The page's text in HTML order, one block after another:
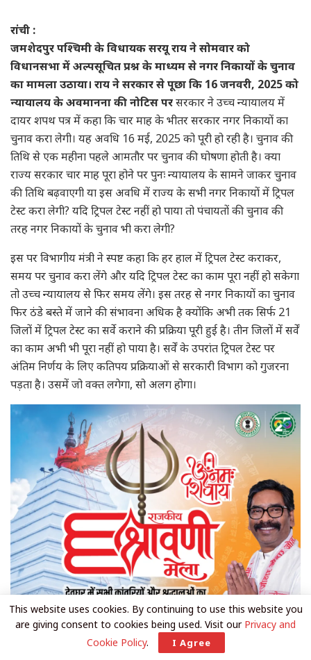
रांची :
जमशेदपुर पश्चिमी के विधायक सरयू राय ने सोमवार को
विधानसभा में अल्पसूचित प्रश्न के माध्यम से नगर निकायों के चुनाव
का मामला उठाया। राय ने सरकार से पूछा कि 16 जनवरी, 2025 को
न्यायालय के अवमानना की नोटिस परसरकार ने उच्च न्यायालय में
दायर शपथ पत्र में कहा कि चार माह के भीतर सरकार नगर निकायों का
चुनाव करा लेगी। यह अवधि 16 मई, 2025 को पूरी हो रही है। चुनाव की
तिथि से एक महीना पहले आमतौर पर चुनाव की घोषणा होती है। क्या
राज्य सरकार चार माह पूरा होने पर पुनः न्यायालय के सामने जाकर चुनाव
की तिथि बढ़वाएगी या इस अवधि में राज्य के सभी नगर निकायों में ट्रिपल
टेस्ट करा लेगी? यदि ट्रिपल टेस्ट नहीं हो पाया तो पंचायतों की चुनाव की
तरह नगर निकायों के चुनाव भी करा लेगी?
इस पर विभागीय मंत्री ने स्पष्ट कहा कि हर हाल में ट्रिपल टेस्ट कराकर,
समय पर चुनाव करा लेंगे और यदि ट्रिपल टेस्ट का काम पूरा नहीं हो सकेगा
तो उच्च न्यायालय से फिर समय लेंगे। इस तरह से नगर निकायों का चुनाव
फिर ठंडे बस्ते में जाने की संभावना अधिक है क्योंकि अभी तक सिर्फ 21
जिलों में ट्रिपल टेस्ट का सर्वे कराने की प्रक्रिया पूरी हुई है। तीन जिलों में सर्वें
का काम अभी भी पूरा नहीं हो पाया है। सर्वें के उपरांत ट्रिपल टेस्ट पर
अंतिम निर्णय के लिए कतिपय प्रक्रियाओं से सरकारी विभाग को गुजरना
पड़ता है। उसमें जो वक्त लगेगा, सो अलग होगा।
This website uses cookies. By continuing to use this website you
are giving consent to cookies being used. Visit our Privacy and
Cookie Policy. I Agree